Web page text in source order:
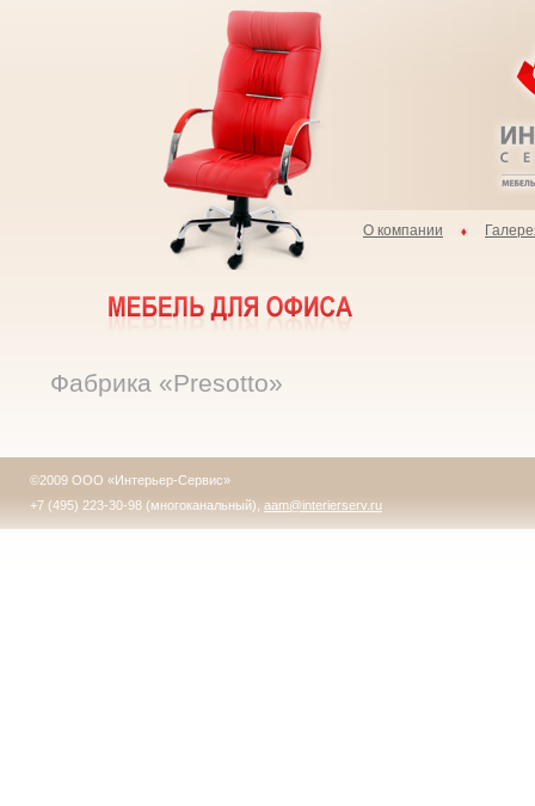
О компании
Фабрика «Presotto»
©2009 ООО «Интерьер-Сервис»
+7 (495) 223-30-98 (многоканальный), aam@interierserv.ru